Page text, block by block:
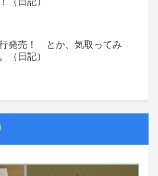
発売！ とか、気取ってみ
（日記）